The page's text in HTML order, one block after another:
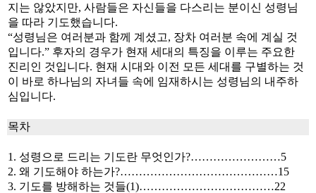
지는 않았지만, 사람들은 자신들을 다스리는 분이신 성령님
을 따라 기도했습니다.
“성령님은 여러분과 함께 계셨고, 장차 여러분 속에 계실 것
입니다.” 후자의 경우가 현재 세대의 특징을 이루는 주요한
진리인 것입니다. 현재 시대와 이전 모든 세대를 구별하는 것
이 바로 하나님의 자녀들 속에 임재하시는 성령님의 내주하
심입니다.
목차
1. 성령으로 드리는 기도란 무엇인가?……………………5
2. 왜 기도해야 하는가?……………………………………15
3. 기도를 방해하는 것들(1)………………………………22